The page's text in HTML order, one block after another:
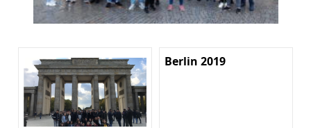
Berlin 2019